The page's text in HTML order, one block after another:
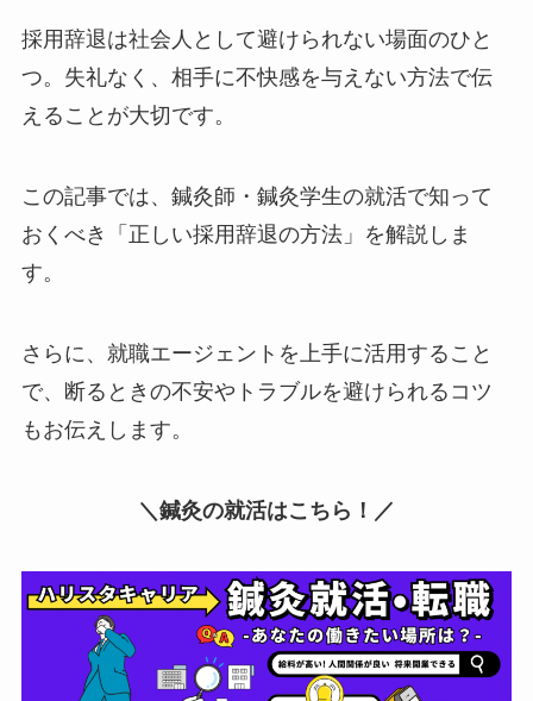
採用辞退は社会人として避けられない場面のひと
つ。失礼なく、相手に不快感を与えない方法で伝
えることが大切です。
この記事では、鍼灸師・鍼灸学生の就活で知って
おくべき「正しい採用辞退の方法」を解説しま
す。
さらに、就職エージェントを上手に活用すること
で、断るときの不安やトラブルを避けられるコツ
もお伝えします。
＼鍼灸の就活はこちら！／